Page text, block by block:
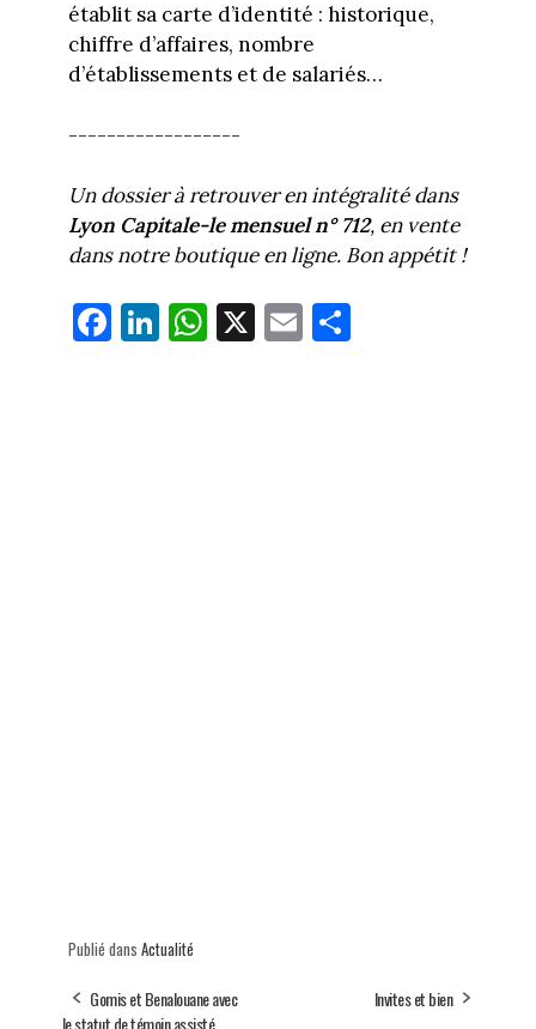
établit sa carte d’identité : historique,
chiffre d’affaires, nombre
d’établissements et de salariés…
------------------
Un dossier à retrouver en intégralité dans
Lyon Capitale-le mensuel n° 712, en vente
dans notre boutique en ligne. Bon appétit !
Fa
ce
Li
nk
W
ha
X E
m
Pa
rt
Publié dans Actualité
Gomis et Benalouane avec
le statut de témoin assisté
Invites et bien